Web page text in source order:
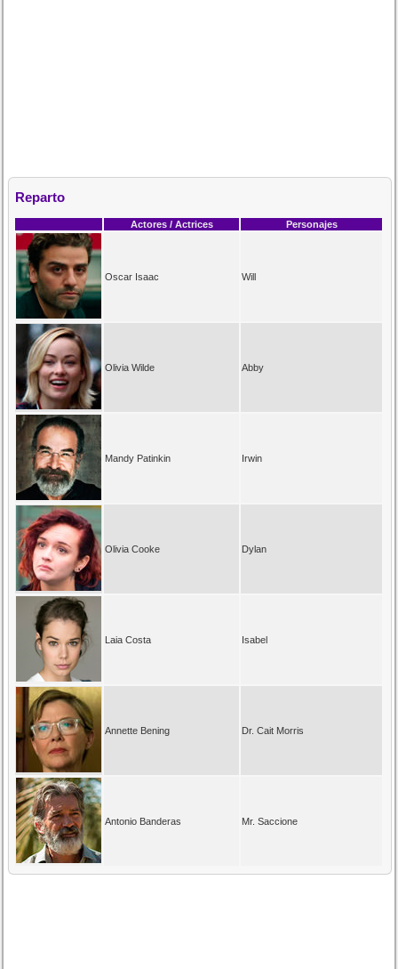
Reparto
Actores / Actrices Personajes
Oscar Isaac Will
Olivia Wilde Abby
Mandy Patinkin Irwin
Olivia Cooke Dylan
Laia Costa Isabel
Annette Bening Dr. Cait Morris
Antonio Banderas Mr. Saccione